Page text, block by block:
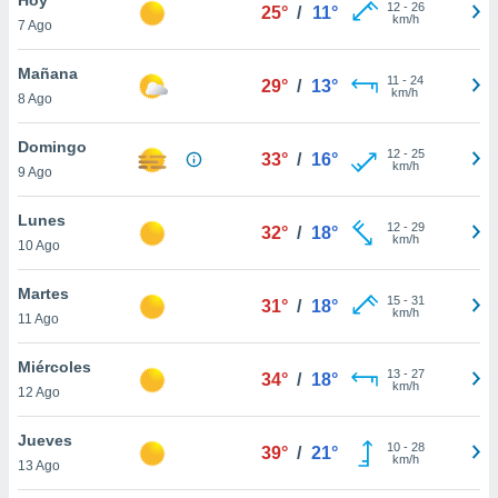
en
más
nuestra
de
cookies
aceptar
7 Ago
25° / 11° 12- 26
km/h
Mañana
8 Ago
29° / 13° 11 - 24
km/h
Domingo
9 Ago
33° / 16° 12- 25
km/h
Lunes
10 Ago
32° / 18° 12- 29
km/h
Martes
11 Ago
31° / 18° 15- 31
km/h
Miércoles
12 Ago
34° / 18° 13- 27
km/h
Jueves
13 Ago
39° / 21° 10- 28
km/h